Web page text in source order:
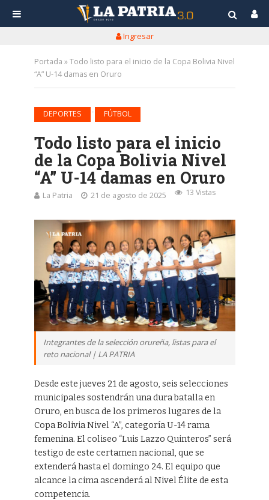
Ingresar
Portada »Todo listo para el inicio de la Copa Bolivia Nivel
“A” U-14 damas en Oruro
DEPORTES FÚTBOL
Todo listo para el inicio
de la Copa Bolivia Nivel
“A” U-14 damas en Oruro
La Patria 21 de agosto de 2025 13 Vistas
Integrantes de la selección orureña, listas para el
reto nacional | LA PATRIA
Desde este jueves 21 de agosto, seis selecciones
municipales sostendrán una dura batalla en
Oruro, en busca de los primeros lugares de la
Copa Bolivia Nivel “A”, categoría U-14 rama
femenina. El coliseo “Luis Lazzo Quinteros” será
testigo de este certamen nacional, que se
extenderá hasta el domingo 24. El equipo que
alcance la cima ascenderá al Nivel Élite de esta
competencia.